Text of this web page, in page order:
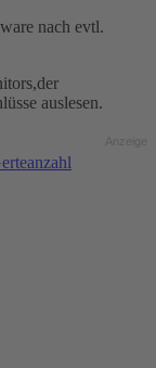
nach evtl.
auslesen.